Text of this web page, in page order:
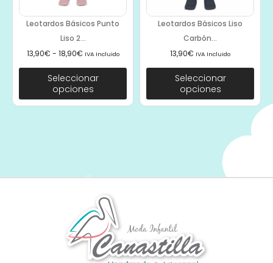
Leotardos Básicos Punto
Liso 2...
13,90€ - 18,90€ IVA Incluido
Seleccionar
opciones
Leotardos Básicos Liso
Carbón...
13,90€ IVA Incluido
Seleccionar
opciones